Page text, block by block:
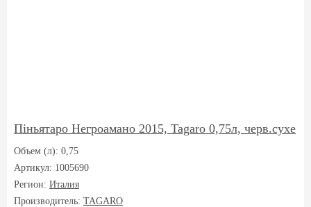
Піньятаро Негроамано 2015, Tagaro 0,75л, черв.сухе
Объем (л): 0,75
Артикул: 1005690
Регион: Италия
Производитель: TAGARO